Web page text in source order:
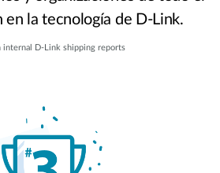
en la tecnología de D-Link.
internal D-Link shipping reports